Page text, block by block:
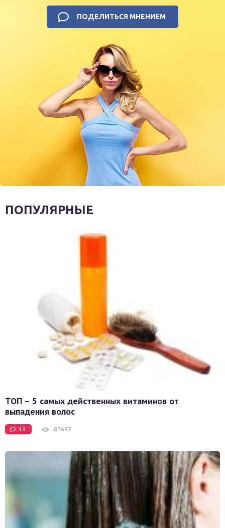
ПОДЕЛИТЬСЯ МНЕНИЕМ
ПОПУЛЯРНЫЕ
ТОП – 5 самых действенных витаминов от
выпадения волос
18 83687